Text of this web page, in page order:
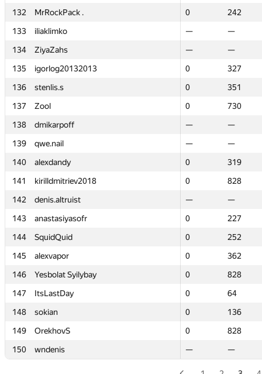
132
MrRockPack . 0
242
133
iliaklimko —
—
134
ZiyaZahs —
—
135
igorlog20132013 0
327
136
stenlis.s 0
351
137
Zool 0
730
138
dmikarpoff —
—
139
qwe.nail —
—
140
alexdandy 0
319
141
kirilldmitriev2018 0
828
142
denis.altruist —
—
143
anastasiyasofr 0
227
144
SquidQuid 0
252
145
alexvapor 0
362
146
Yesbolat Syilybay 0
828
147
ItsLastDay 0
64
148
sokian 0
136
149
OrekhovS 0
828
150
wndenis — —
132
MrRockPack . 0
242
133
iliaklimko —
—
134
ZiyaZahs —
—
135
igorlog20132013 0
327
136
stenlis.s 0
351
137
Zool 0
730
138
dmikarpoff —
—
139
qwe.nail —
—
140
alexdandy 0
319
141
kirilldmitriev2018 0
828
142
denis.altruist —
—
143
anastasiyasofr 0
227
144
SquidQuid 0
252
145
alexvapor 0
362
146
Yesbolat Syilybay 0
828
147
ItsLastDay 0
64
148
sokian 0
136
149
OrekhovS 0
828
150
wndenis — —